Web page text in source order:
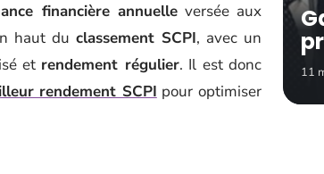
financière annuelleversée aux
haut du classement SCPI, avec un
et rendement régulier. Il est donc
rendement SCPI pour optimiser
11